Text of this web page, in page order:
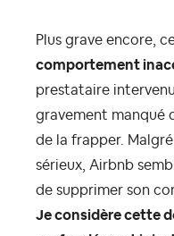
Plus grave encore,
comportement
prestataire
gravement manqué
de la frapper.
sérieux, Airbnb
de supprimer son
Je considère cette